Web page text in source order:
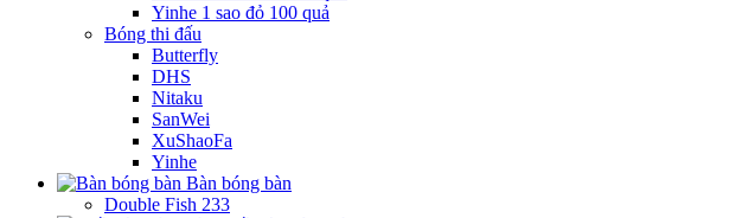
Yinhe 1 sao đỏ 100 quả
Bóng thi đấu
Butterfly
DHS
Nitaku
SanWei
XuShaoFa
Yinhe
Bàn bóng bàn
Double Fish 233